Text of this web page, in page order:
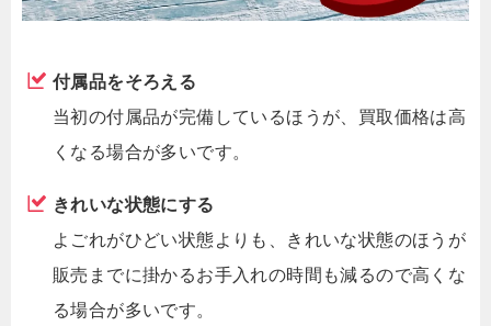
付属品をそろえる
当初の付属品が完備しているほうが、買取価格は高
くなる場合が多いです。
きれいな状態にする
よごれがひどい状態よりも、きれいな状態のほうが
販売までに掛かるお手入れの時間も減るので高くな
る場合が多いです。